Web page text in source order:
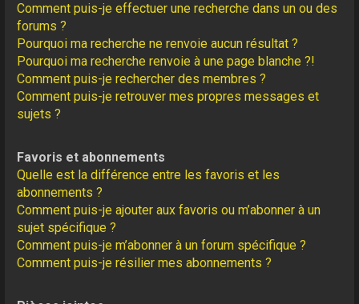
Comment puis-je effectuer une recherche dans un ou des
forums ?
Pourquoi ma recherche ne renvoie aucun résultat ?
Pourquoi ma recherche renvoie à une page blanche ?!
Comment puis-je rechercher des membres ?
Comment puis-je retrouver mes propres messages et
sujets ?
Favoris et abonnements
Quelle est la différence entre les favoris et les
abonnements ?
Comment puis-je ajouter aux favoris ou m’abonner à un
sujet spécifique ?
Comment puis-je m’abonner à un forum spécifique ?
Comment puis-je résilier mes abonnements ?